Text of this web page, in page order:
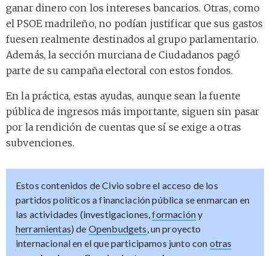
ganar dinero con los intereses bancarios. Otras, como
el PSOE madrileño, no podían justificar que sus gastos
fuesen realmente destinados al grupo parlamentario.
Además, la sección murciana de Ciudadanos pagó
parte de su campaña electoral con estos fondos.
En la práctica, estas ayudas, aunque sean la fuente
pública de ingresos más importante, siguen sin pasar
por la rendición de cuentas que sí se exige a otras
subvenciones.
Estos contenidos de Civio sobre el acceso de los
partidos políticos a financiación pública se enmarcan en
las actividades (investigaciones,formacióny
herramientas) de Openbudgets , un proyecto
internacional en el que participamos junto con otras